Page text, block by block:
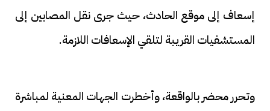
إسعاف إلى موقع الحادث، حيث جرى نقل المصابين إلى
المستشفيات القريبة لتلقي الإسعافات اللازمة.
وتحرر محضر بالواقعة، وأخطرت الجهات المعنية لمباشرة